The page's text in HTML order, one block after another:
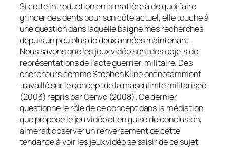
Si cette introduction en la matière à de quoi faire
grincer des dents pour son côté actuel, elle touche à
une question dans laquelle baigne mes recherches
depuis un peu plus de deux années maintenant.
Nous savons que les jeux vidéo sont des objets de
représentations de l’acte guerrier, militaire. Des
chercheurs comme Stephen Kline ont notamment
travaillé sur le concept de la masculinité militarisée
(2003) repris par Genvo (2008). Ce dernier
questionne le rôle de ce concept dans la médiation
que propose le jeu vidéo et en guise de conclusion,
aimerait observer un renversement de cette
tendance à voir les jeux vidéo se saisir de ce sujet